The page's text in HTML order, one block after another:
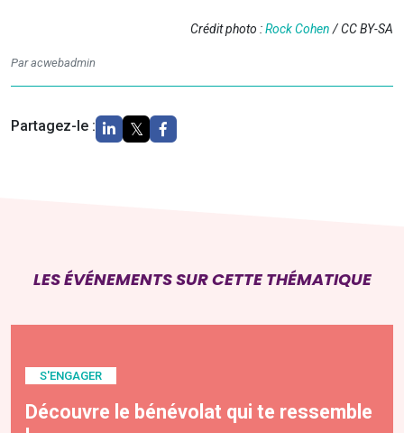
Crédit photo :Rock Cohen/ CC BY-SA
Par acwebadmin
Partagez-le :
LES ÉVÉNEMENTS SUR CETTE THÉMATIQUE
S'ENGAGER
Découvre le bénévolat qui te ressemble